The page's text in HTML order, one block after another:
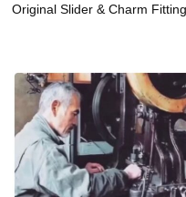
Original Slider & Charm